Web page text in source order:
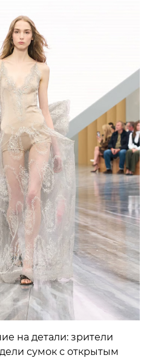
на детали: зрители
сумок с открытым